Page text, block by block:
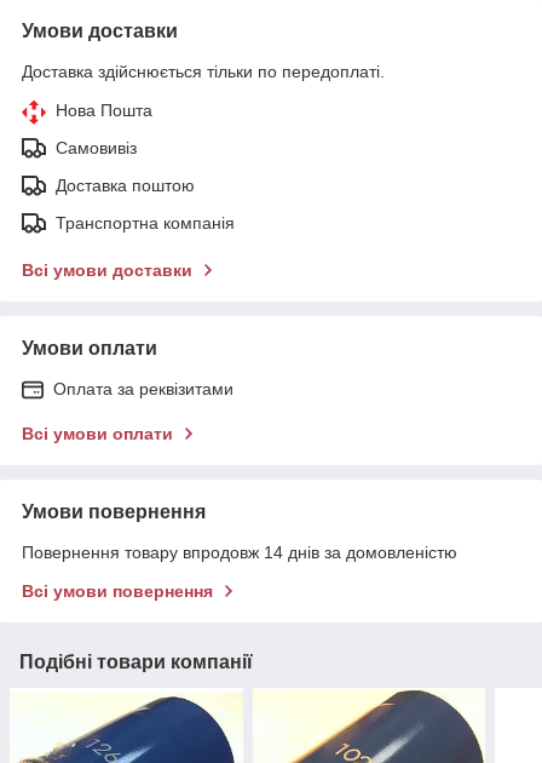
Умови доставки
Доставка здійснюється тільки по передоплаті.
Нова Пошта
Самовивіз
Доставка поштою
Транспортна компанія
Всі умови доставки
Умови оплати
Оплата за реквізитами
Всі умови оплати
Умови повернення
Повернення товару впродовж 14 днів за домовленістю
Всі умови повернення
Подібні товари компанії